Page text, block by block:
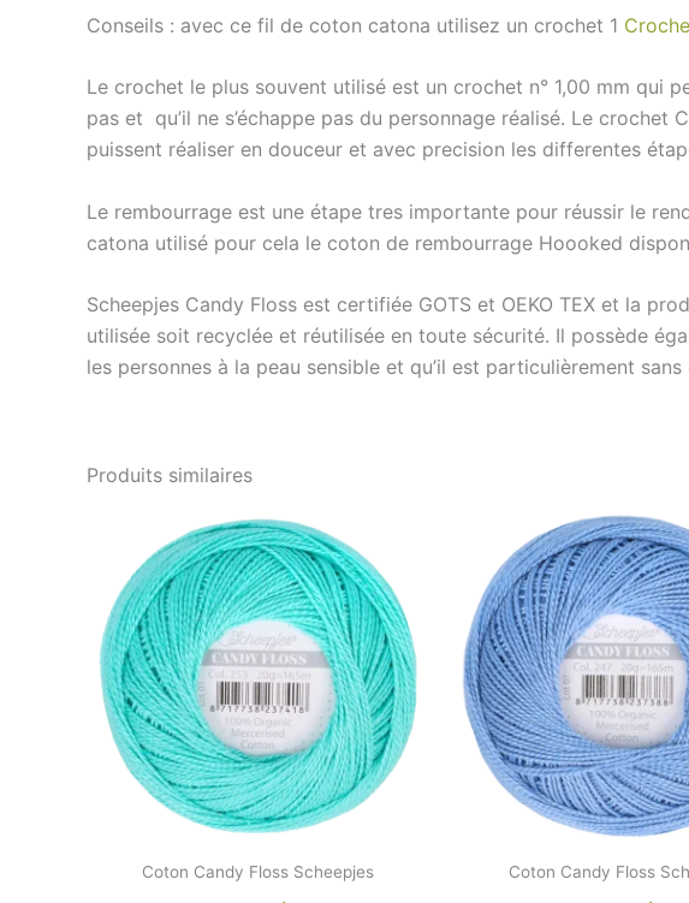
Conseils : avec ce fil de coton catona utilisez un crochet 1
Le crochet le plus souvent utilisé est un crochet n° 1,00 mm qui
pas et qu’il ne s’échappe pas du personnage réalisé. Le
puissent réaliser en douceur et avec precision les differentes
Le rembourrage est une étape tres importante pour réussir le
catona utilisé pour cela le coton de rembourrage Hoooked
Scheepjes Candy Floss est certifiée GOTS et OEKO TEX et la
utilisée soit recyclée et réutilisée en toute sécurité. Il possède
les personnes à la peau sensible et qu’il est particulièrement
Produits similaires
Coton Candy Floss Scheepjes Coton Candy Floss